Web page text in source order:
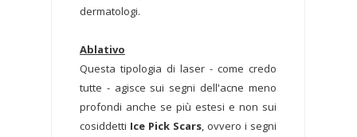
dermatologi.
Ablativo
Questa tipologia di laser - come credo
tutte - agisce sui segni dell'acne meno
profondi anche se più estesi e non sui
cosiddetti Ice Pick Scars, ovvero i segni